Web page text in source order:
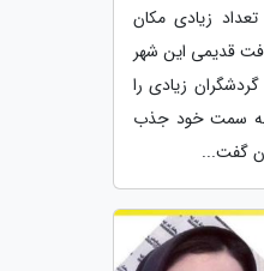
زیادی مکان
قدیمی این شهر
زیادی را
به سمت خود جذب
گفت...